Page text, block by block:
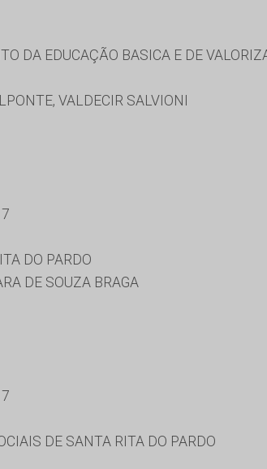
DA EDUCAÇÃO BASICA E DE
VALDECIR SALVIONI
DO PARDO
DE SOUZA BRAGA
DE SANTA RITA DO PARDO